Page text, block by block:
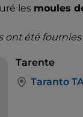
les moules
ont été
Tarente
Taranto